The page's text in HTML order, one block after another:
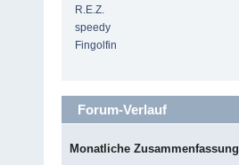
R.E.Z.
speedy
Fingolfin
Forum-Verlauf
Monatliche Zusammenfassung